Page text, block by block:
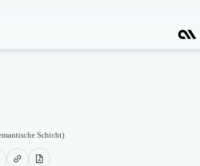
Schicht)